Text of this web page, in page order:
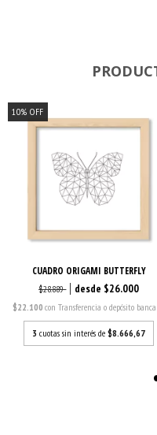
10% OFF
CUADRO ORIGAMI BUTTERFLY
$28.889 $26.000
$22.100con Transferencia o depósito
3 cuotas sin interés de$8.666,67